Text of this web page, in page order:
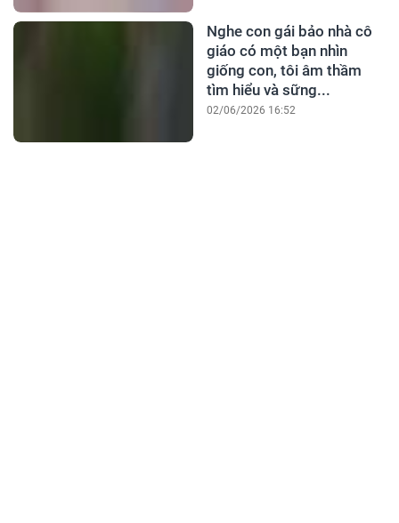
Nghe con gái bảo nhà cô
giáo có một bạn nhìn
giống con, tôi âm thầm
tìm hiểu và sững...
02/06/2026 16:52